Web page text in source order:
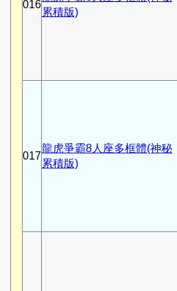
016
累積版)
017
龍虎爭霸8人座多框體(神秘
累積版)